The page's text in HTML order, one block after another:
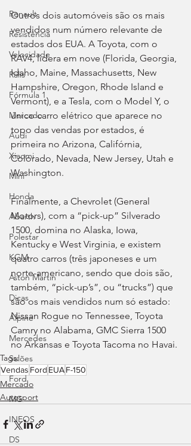
Renault
Resistência
Velocidade
Ralis
Fórmula 1
Mercado
Audi
Xiaomi
Mini
Honda
Abarth
Polestar
KGM
Aston Martin
Dicas
Alpine
Mercedes
Salões
Ford
MG
INEOS
DS
Outros dois automóveis são os mais
vendidos num número relevante de
estados dos EUA. A Toyota, com o
RAV4, lidera em nove (Florida, Georgia,
Idaho, Maine, Massachusetts, New
Hampshire, Oregon, Rhode Island e
Vermont), e a Tesla, com o Model Y, o
único carro elétrico que aparece no
topo das vendas por estados, é
primeira no Arizona, Califórnia,
Colorado, Nevada, New Jersey, Utah e
Washington.
Finalmente, a Chevrolet (General
Motors), com a “pick-up” Silverado
1500, domina no Alaska, Iowa,
Kentucky e West Virginia, e existem
quatro carros (três japoneses e um
norte-americano, sendo que dois são,
também, “pick-up’s”, ou “trucks”) que
são os mais vendidos num só estado:
Nissan Rogue no Tennessee, Toyota
Camry no Alabama, GMC Sierra 1500
no Arkansas e Toyota Tacoma no Havai.
Tags:
Vendas Ford EUAF-150
Mercado
Autosport